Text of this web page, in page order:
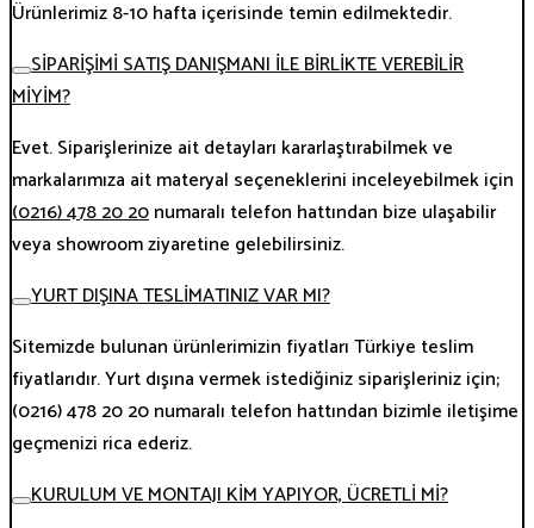
Ürünlerimiz 8-10 hafta içerisinde temin edilmektedir.
SİPARİŞİMİ SATIŞ DANIŞMANI İLE BİRLİKTE VEREBİLİR
MİYİM?
Evet. Siparişlerinize ait detayları kararlaştırabilmek ve
markalarımıza ait materyal seçeneklerini inceleyebilmek için
(0216) 478 20 20numaralı telefon hattından bize ulaşabilir
veya showroom ziyaretine gelebilirsiniz.
YURT DIŞINA TESLİMATINIZ VAR MI?
Sitemizde bulunan ürünlerimizin fiyatları Türkiye teslim
fiyatlarıdır. Yurt dışına vermek istediğiniz siparişleriniz için;
(0216) 478 20 20 numaralı telefon hattından bizimle iletişime
geçmenizi rica ederiz.
KURULUM VE MONTAJI KİM YAPIYOR, ÜCRETLİ Mİ?